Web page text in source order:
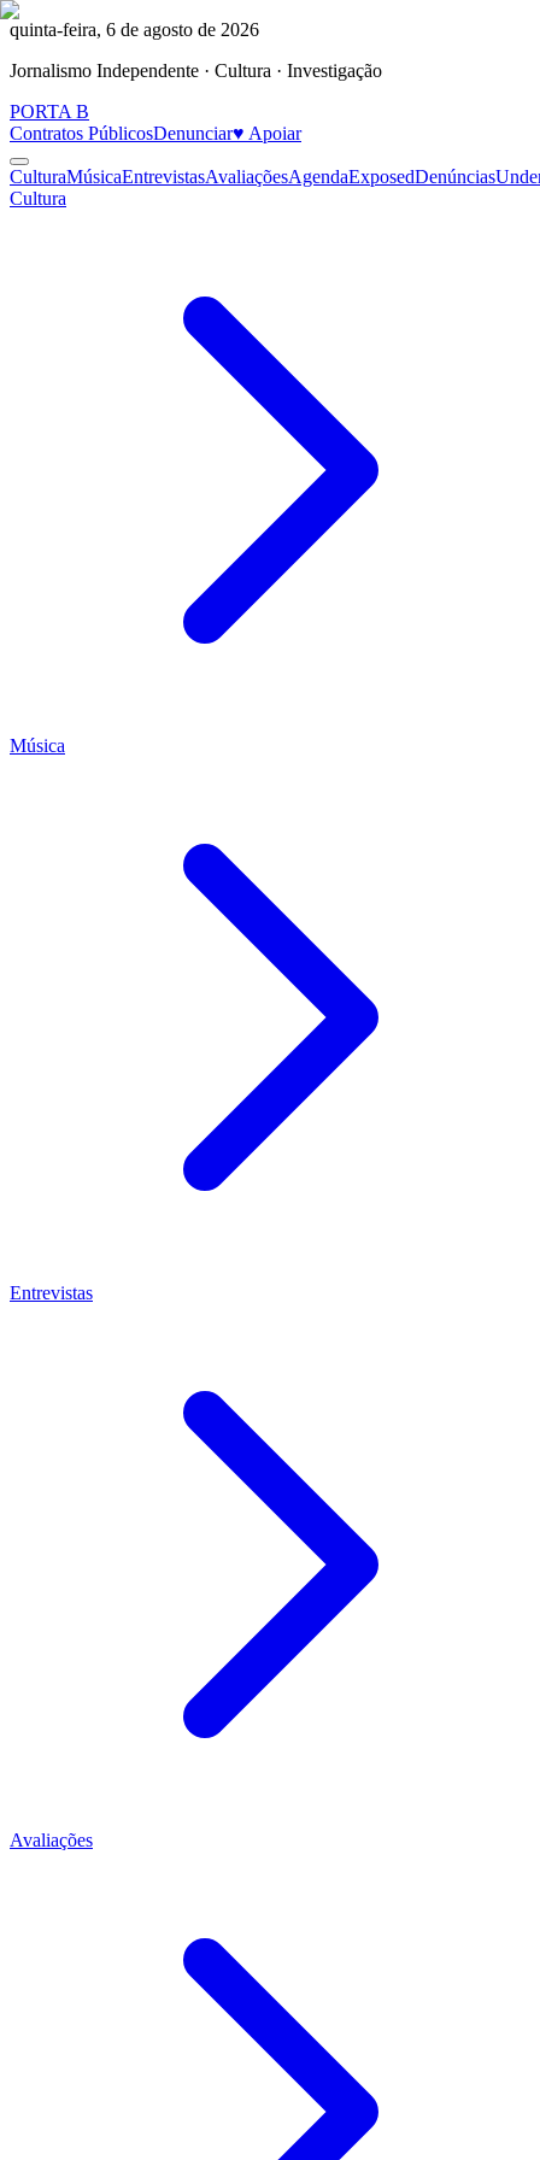
quinta-feira, 6 de agosto de 2026
Jornalismo Independente · Cultura · Investigação
PORTA B
Contratos PúblicosDenunciar♥ Apoiar
CulturaMúsicaEntrevistasAvaliaçõesAgendaExposedDenúncias
Cultura
Música
Entrevistas
Avaliações